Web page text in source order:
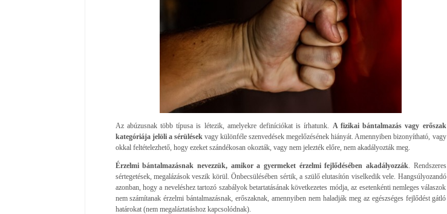
Az abúzusnak több típusa is létezik, amelyekre definíciókat is írhatunk. A fizikai bántalmazás vagy erőszak
kategóriája jelöli a sérülések vagy különféle szenvedések megelőzésének hiányát. Amennyiben bizonyítható, vagy
okkal feltételezhető, hogy ezeket szándékosan okozták, vagy nem jelezték előre, nem akadályozták meg.
Érzelmi bántalmazásnak nevezzük, amikor a gyermeket érzelmi fejlődésében akadályozzák . Rendszeres
sértegetések, megalázások veszik körül. Önbecsülésében sértik, a szülő elutasítón viselkedik vele. Hangsúlyozandó
azonban, hogy a neveléshez tartozó szabályok betartatásának következetes módja, az esetenkénti nemleges válaszok
nem számítanak érzelmi bántalmazásnak, erőszaknak, amennyiben nem haladják meg az egészséges fejlődést gátló
határokat (nem megaláztatáshoz kapcsolódnak).